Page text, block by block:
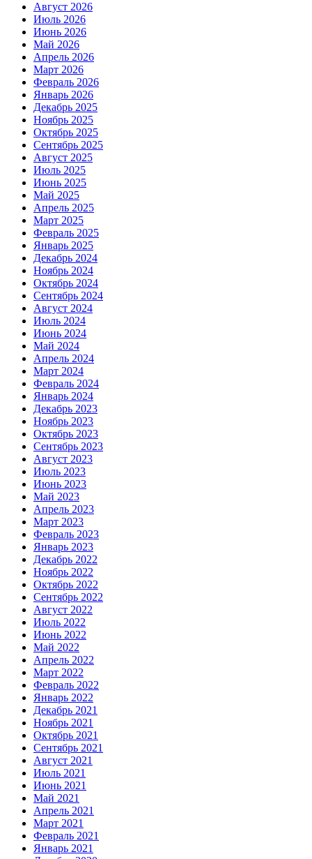
Август 2026
Июль 2026
Июнь 2026
Май 2026
Апрель 2026
Март 2026
Февраль 2026
Январь 2026
Декабрь 2025
Ноябрь 2025
Октябрь 2025
Сентябрь 2025
Август 2025
Июль 2025
Июнь 2025
Май 2025
Апрель 2025
Март 2025
Февраль 2025
Январь 2025
Декабрь 2024
Ноябрь 2024
Октябрь 2024
Сентябрь 2024
Август 2024
Июль 2024
Июнь 2024
Май 2024
Апрель 2024
Март 2024
Февраль 2024
Январь 2024
Декабрь 2023
Ноябрь 2023
Октябрь 2023
Сентябрь 2023
Август 2023
Июль 2023
Июнь 2023
Май 2023
Апрель 2023
Март 2023
Февраль 2023
Январь 2023
Декабрь 2022
Ноябрь 2022
Октябрь 2022
Сентябрь 2022
Август 2022
Июль 2022
Июнь 2022
Май 2022
Апрель 2022
Март 2022
Февраль 2022
Январь 2022
Декабрь 2021
Ноябрь 2021
Октябрь 2021
Сентябрь 2021
Август 2021
Июль 2021
Июнь 2021
Май 2021
Апрель 2021
Март 2021
Февраль 2021
Январь 2021